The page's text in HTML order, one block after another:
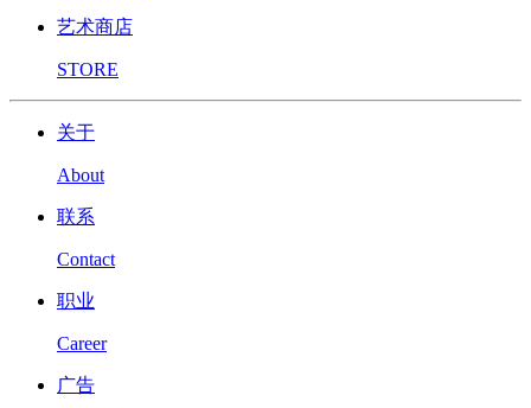
艺术商店
STORE
关于
About
联系
Contact
职业
Career
广告